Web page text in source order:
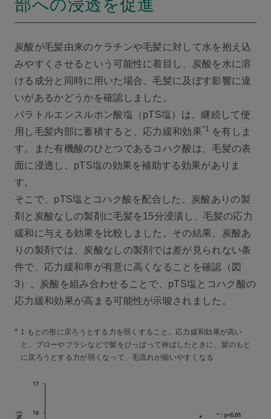
部への浸透を促進
炭酸が毛髪由来のケラチンや毛髪に対して水を抱え込
みやすくさせるという可能性に着目し、炭酸を水に溶
ける成分と同時に用いた場合、毛髪に及ぼす影響に違
いがあるかどうかを確認しました。
パラトルエンスルホン酸塩（pTS塩）は、継続して使
用し毛髪内部に蓄積すると、応力緩和効果*1
を有しま
す。また有機酸のひとつであるコハク酸は、毛髪の表
面に浸透し、pTS塩の効果を補助する効果がありま
す。
そこで、pTS塩とコハク酸を配合した、炭酸ありの製
剤と炭酸なしの製剤に毛髪を15分浸漬し、毛髪の応力
緩和に与える効果を比較しました。その結果、炭酸あ
りの製剤では、炭酸なしの製剤では差が見られない条
件で、応力緩和率が有意に高くなることを確認（図
3）。炭酸を組み合わせることで、pTS塩とコハク酸の
応力緩和効果が高まる可能性が示唆されました。
* 1 もとの形に戻ろうとする力を弱くすること。応力緩和効果が高い
と、ブローやブラシなどで髪をひっぱって伸ばしたときに、髪のもと
に戻ろうとする力が弱くなって、毛流れが揃いやすくなる